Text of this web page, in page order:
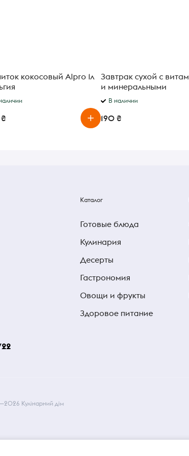
кокосовый Alpro 1л
Завтрак сухой с
и минеральными
веществами Nesquik
В наличии
190 ₴
Каталог
Готовые блюда
Кулинария
Десерты
Гастрономия
Овощи и фрукты
Здоровое питание
Кулінарний дім